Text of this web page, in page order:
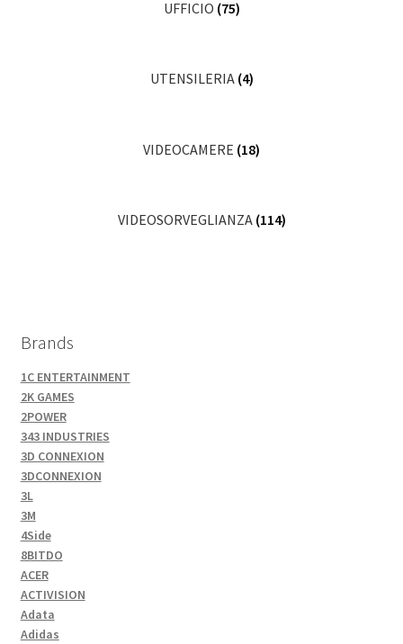
UFFICIO (75)
UTENSILERIA (4)
VIDEOCAMERE (18)
VIDEOSORVEGLIANZA (114)
Brands
1C ENTERTAINMENT
2K GAMES
2POWER
343 INDUSTRIES
3D CONNEXION
3DCONNEXION
3L
3M
4Side
8BITDO
ACER
ACTIVISION
Adata
Adidas